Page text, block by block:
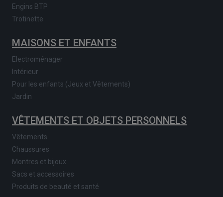
Engins BTP
Trotinette
MAISONS ET ENFANTS
Electroménager
Intérieur
Pour les enfants (Jeux et Vêtements)
Jardin
VÊTEMENTS ET OBJETS PERSONNELS
Vêtements
Chaussures
Montres et bijoux
Sacs et accessoires
Produits de beauté et santé